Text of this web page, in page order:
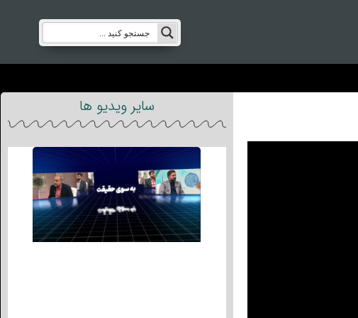
سایر ویدیو ها